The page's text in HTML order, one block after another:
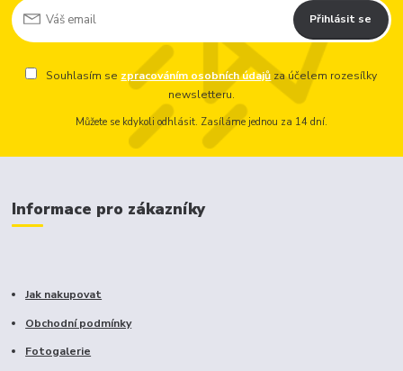
Přihlásit se
Souhlasím se zpracováním osobních údajů za účelem rozesílky
newsletteru.
Můžete se kdykoli odhlásit. Zasíláme jednou za 14 dní.
Informace pro zákazníky
Jak nakupovat
Obchodní podmínky
Fotogalerie